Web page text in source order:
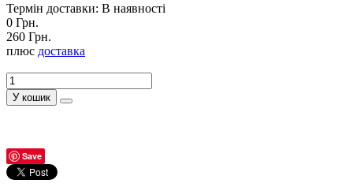
Термін доставки: В наявності
0 Грн.
260 Грн.
плюс доставка
У кошик
Save